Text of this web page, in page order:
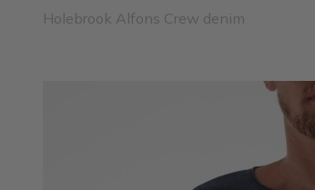
Holebrook Alfons Crew denim